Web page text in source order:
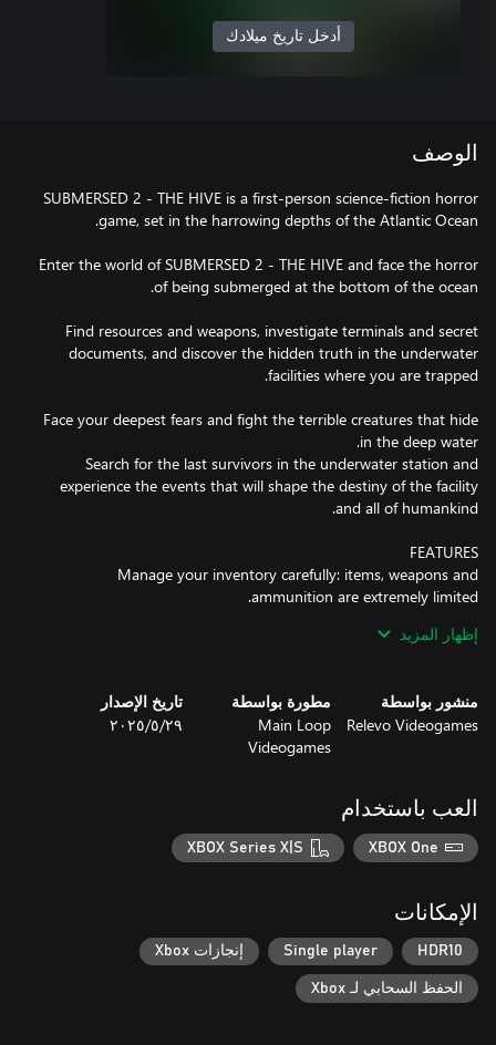
أدخل تاريخ ميلادك
الوصف
SUBMERSED 2 - THE HIVE is a first-person science-fiction horror
Enter the world of SUBMERSED 2 - THE HIVE and face the horror
Find resources and weapons, investigate terminals and secret
documents, and discover the hidden truth in the underwater
Face your deepest fears and fight the terrible creatures that hide
Search for the last survivors in the underwater station and
experience the events that will shape the destiny of the facility
Manage your inventory carefully: items, weapons and
Solve ingenious puzzles and challenges, devised using original
Face the most terrible predators: different types of enemies and
weapons you have, create traps or distractions, or hide from the
The immersive atmosphere, quality graphics and oppressive
SUBMERSED 2 - THE HIVE contains scenes of violence, gore,
nudity and explicit language. Enjoy!
إظهار المزيد
منشور بواسطة
Relevo Videogames
مطورة بواسطة
Main Loop
Videogames
تاريخ الإصدار
٢٩‏/٥‏/٢٠٢٥
العب باستخدام
XBOX One
XBOX Series X|S
الإمكانات
HDR10
Single player إنجازات Xbox
الحفظ السحابي لـ Xbox